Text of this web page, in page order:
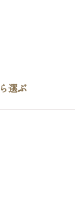
選ぶ